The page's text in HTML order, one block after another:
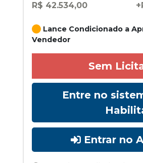
R$ 42.534,00
Lance Condicionado a
Vendedor
Sem
Entre no
Entrar no